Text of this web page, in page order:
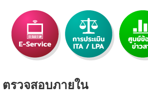
ตรวจสอบภายใน